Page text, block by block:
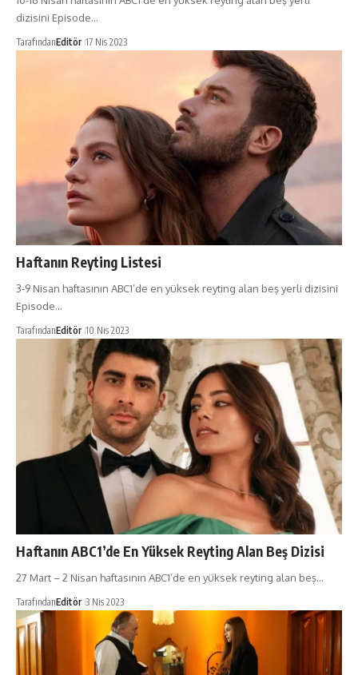
dizisini Episode…
TarafındanEditör 17 Nis 2023
Haftanın Reyting Listesi
3-9 Nisan haftasının ABC1’de en yüksek reyting alan beş yerli dizisini
Episode…
TarafındanEditör 10 Nis 2023
Haftanın ABC1’de En Yüksek Reyting Alan Beş Dizisi
27 Mart – 2 Nisan haftasının ABC1’de en yüksek reyting alan beş…
TarafındanEditör 3 Nis 2023